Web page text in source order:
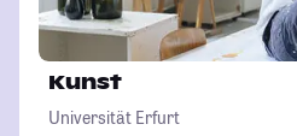
Kunst
Universität Erfurt